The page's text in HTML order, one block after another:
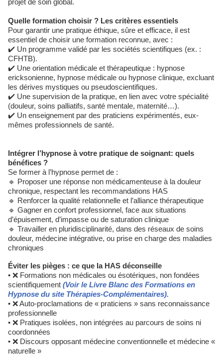
projet de soin global.
Quelle formation choisir ? Les critères essentiels
Pour garantir une pratique éthique, sûre et efficace, il est
essentiel de choisir une formation reconnue, avec :
✔️ Un programme validé par les sociétés scientifiques (ex. :
CFHTB).
✔️ Une orientation médicale et thérapeutique : hypnose
ericksonienne, hypnose médicale ou hypnose clinique, excluant
les dérives mystiques ou pseudoscientifiques.
✔️ Une supervision de la pratique, en lien avec votre spécialité
(douleur, soins palliatifs, santé mentale, maternité…).
✔️ Un enseignement par des praticiens expérimentés, eux-
mêmes professionnels de santé.
Intégrer l’hypnose à votre pratique de soignant: quels
bénéfices ?
Se former à l’hypnose permet de :
🔹 Proposer une réponse non médicamenteuse à la douleur
chronique, respectant les recommandations HAS
🔹 Renforcer la qualité relationnelle et l’alliance thérapeutique
🔹 Gagner en confort professionnel, face aux situations
d’épuisement, d’impasse ou de saturation clinique
🔹 Travailler en pluridisciplinarité, dans des réseaux de soins
douleur, médecine intégrative, ou prise en charge des maladies
chroniques
Éviter les pièges : ce que la HAS déconseille
• ❌ Formations non médicales ou ésotériques, non fondées
scientifiquement (Voir le Livre Blanc des Formations en
Hypnose du site Thérapies-Complémentaires).
• ❌ Auto-proclamations de « praticiens » sans reconnaissance
professionnelle
• ❌ Pratiques isolées, non intégrées au parcours de soins ni
coordonnées
• ❌ Discours opposant médecine conventionnelle et médecine «
naturelle »